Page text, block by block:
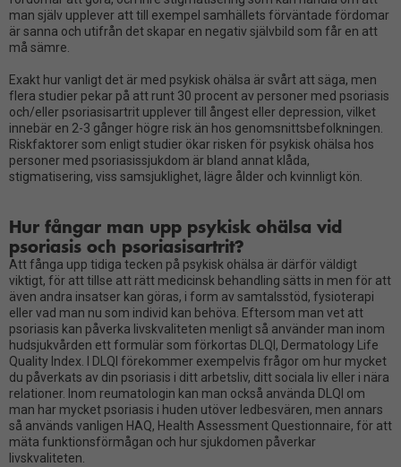
man själv upplever att till exempel samhällets förväntade fördomar
är sanna och utifrån det skapar en negativ självbild som får en att
må sämre.
Exakt hur vanligt det är med psykisk ohälsa är svårt att säga, men
flera studier pekar på att runt 30 procent av personer med psoriasis
och/eller psoriasisartrit upplever till ångest eller depression, vilket
innebär en 2-3 gånger högre risk än hos genomsnittsbefolkningen.
Riskfaktorer som enligt studier ökar risken för psykisk ohälsa hos
personer med psoriasissjukdom är bland annat klåda,
stigmatisering, viss samsjuklighet, lägre ålder och kvinnligt kön.
Hur fångar man upp psykisk ohälsa vid
psoriasis och psoriasisartrit?
Att fånga upp tidiga tecken på psykisk ohälsa är därför väldigt
viktigt, för att tillse att rätt medicinsk behandling sätts in men för att
även andra insatser kan göras, i form av samtalsstöd, fysioterapi
eller vad man nu som individ kan behöva. Eftersom man vet att
psoriasis kan påverka livskvaliteten menligt så använder man inom
hudsjukvården ett formulär som förkortas DLQI, Dermatology Life
Quality Index. I DLQI förekommer exempelvis frågor om hur mycket
du påverkats av din psoriasis i ditt arbetsliv, ditt sociala liv eller i nära
relationer. Inom reumatologin kan man också använda DLQI om
man har mycket psoriasis i huden utöver ledbesvären, men annars
så används vanligen HAQ, Health Assessment Questionnaire, för att
mäta funktionsförmågan och hur sjukdomen påverkar
livskvaliteten.